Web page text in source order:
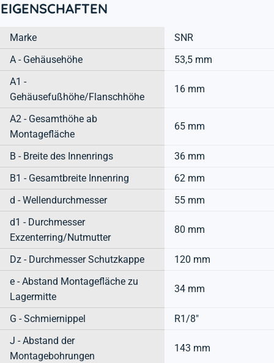
EIGENSCHAFTEN
Marke
SNR
A - Gehäusehöhe
53,5 mm
A1 -
Gehäusefußhöhe/Flanschhöhe
16 mm
A2 - Gesamthöhe ab
Montagefläche
65 mm
B - Breite des Innenrings
36 mm
B1 - Gesamtbreite Innenring
62 mm
d - Wellendurchmesser
55 mm
d1 - Durchmesser
Exzenterring/Nutmutter
80 mm
Dz - Durchmesser Schutzkappe
120 mm
e - Abstand Montagefläche zu
Lagermitte
34 mm
G - Schmiernippel
R1/8"
J - Abstand der
Montagebohrungen
143 mm